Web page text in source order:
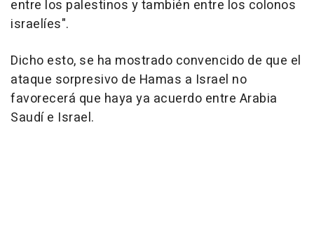
entre los palestinos y también entre los colonos
israelíes".
Dicho esto, se ha mostrado convencido de que el
ataque sorpresivo de Hamas a Israel no
favorecerá que haya ya acuerdo entre Arabia
Saudí e Israel.